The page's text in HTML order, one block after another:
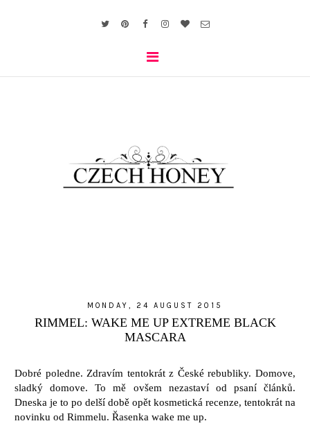
MONDAY, 24 AUGUST 2015
RIMMEL: WAKE ME UP EXTREME BLACK
MASCARA
Dobré poledne. Zdravím tentokrát z České rebubliky. Domove,
sladký domove. To mě ovšem nezastaví od psaní článků.
Dneska je to po delší době opět kosmetická recenze, tentokrát na
novinku od Rimmelu. Řasenka wake me up.